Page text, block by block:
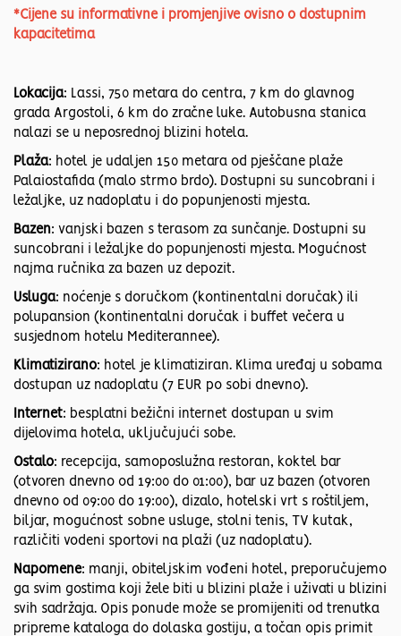
*Cijene su informativne i promjenjive ovisno o dostupnim
kapacitetima
Lokacija: Lassi, 750 metara do centra, 7 km do glavnog
grada Argostoli, 6 km do zračne luke. Autobusna stanica
nalazi se u neposrednoj blizini hotela.
Plaža: hotel je udaljen 150 metara od pješčane plaže
Palaiostafida (malo strmo brdo). Dostupni su suncobrani i
ležaljke, uz nadoplatu i do popunjenosti mjesta.
Bazen: vanjski bazen s terasom za sunčanje. Dostupni su
suncobrani i ležaljke do popunjenosti mjesta. Mogućnost
najma ručnika za bazen uz depozit.
Usluga: noćenje s doručkom (kontinentalni doručak) ili
polupansion (kontinentalni doručak i buffet večera u
susjednom hotelu Mediterannee).
Klimatizirano: hotel je klimatiziran. Klima uređaj u sobama
dostupan uz nadoplatu (7 EUR po sobi dnevno).
Internet: besplatni bežični internet dostupan u svim
dijelovima hotela, uključujući sobe.
Ostalo: recepcija, samoposlužna restoran, koktel bar
(otvoren dnevno od 19:00 do 01:00), bar uz bazen (otvoren
dnevno od 09:00 do 19:00), dizalo, hotelski vrt s roštiljem,
biljar, mogućnost sobne usluge, stolni tenis, TV kutak,
različiti vodeni sportovi na plaži (uz nadoplatu).
Napomene: manji, obiteljskim vođeni hotel, preporučujemo
ga svim gostima koji žele biti u blizini plaže i uživati u blizini
svih sadržaja. Opis ponude može se promijeniti od trenutka
pripreme kataloga do dolaska gostiju, a točan opis primit